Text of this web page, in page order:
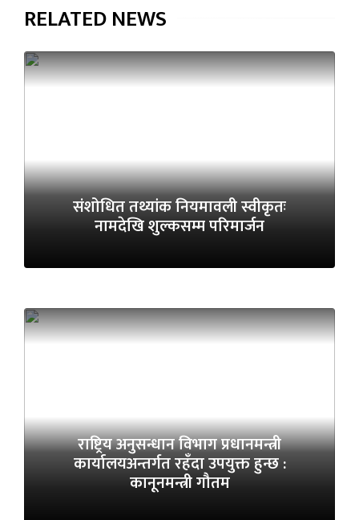
RELATED NEWS
संशोधित तथ्यांक नियमावली स्वीकृतः
नामदेखि शुल्कसम्म परिमार्जन
राष्ट्रिय अनुसन्धान विभाग प्रधानमन्त्री
कार्यालयअन्तर्गत रहँदा उपयुक्त हुन्छ :
कानूनमन्त्री गौतम